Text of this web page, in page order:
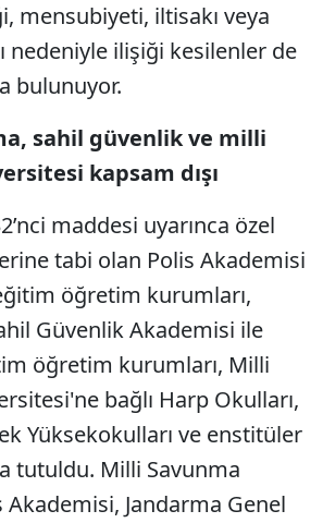
mensubiyeti, iltisakı veya
nedeniyle ilişiği kesilenler de
bulunuyor.
sahil güvenlik ve milli
kapsam dışı
maddesi uyarınca özel
tabi olan Polis Akademisi
öğretim kurumları,
Güvenlik Akademisi ile
öğretim kurumları, Milli
bağlı Harp Okulları,
Yüksekokulları ve enstitüler
tutuldu. Milli Savunma
Akademisi, Jandarma Genel